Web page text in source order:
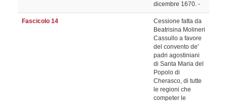
dicembre 1670. -
Fascicolo 14
Cessione fatta da
Beatrisina Molineri
Cassullo a favore
del convento de'
padri agostiniani
di Santa Maria del
Popolo di
Cherasco, di tutte
le regioni che
competer le